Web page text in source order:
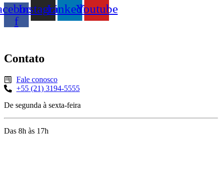
f
InstagramLinkedinYoutube
Contato
Fale conosco
+55 (21) 3194-5555
De segunda à sexta-feira
Das 8h às 17h